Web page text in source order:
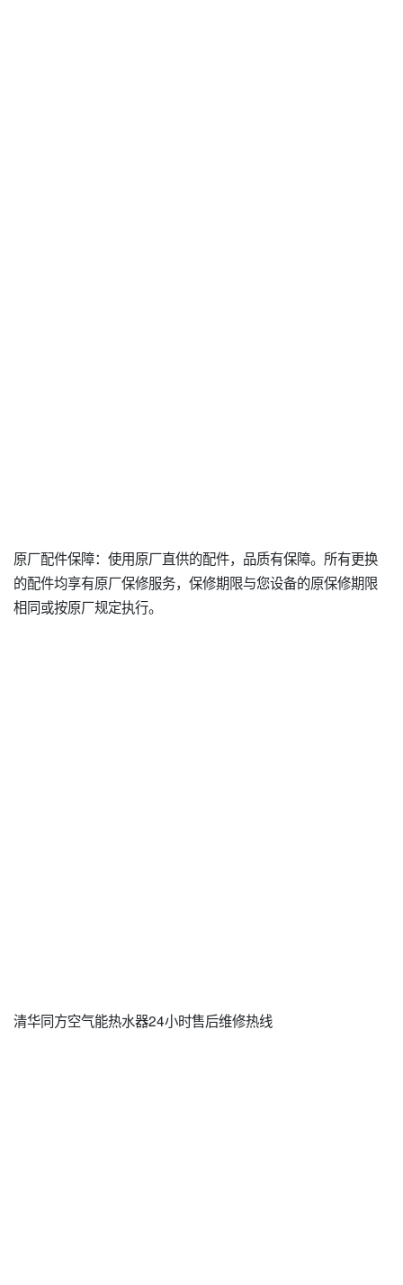
原厂配件保障：使用原厂直供的配件，品质有保障。所有更换
的配件均享有原厂保修服务，保修期限与您设备的原保修期限
相同或按原厂规定执行。
清华同方空气能热水器24小时售后维修热线